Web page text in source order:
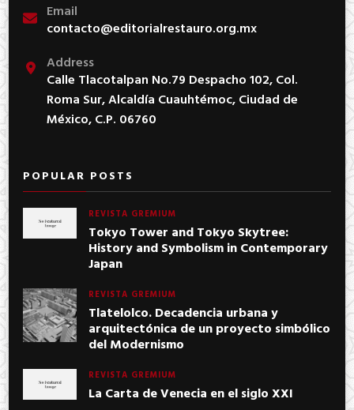
Email
contacto@editorialrestauro.org.mx
Address
Calle Tlacotalpan No.79 Despacho 102, Col.
Roma Sur, Alcaldía Cuauhtémoc, Ciudad de
México, C.P. 06760
POPULAR POSTS
REVISTA GREMIUM
Tokyo Tower and Tokyo Skytree:
History and Symbolism in Contemporary
Japan
REVISTA GREMIUM
Tlatelolco. Decadencia urbana y
arquitectónica de un proyecto simbólico
del Modernismo
REVISTA GREMIUM
La Carta de Venecia en el siglo XXI